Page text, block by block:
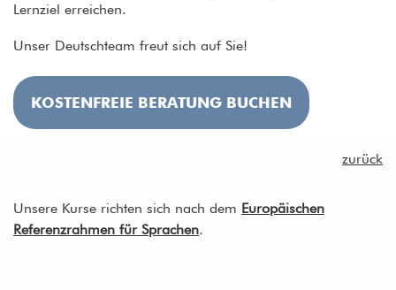
Lernziel erreichen.
Unser Deutschteam freut sich auf Sie!
KOSTENFREIE BERATUNG BUCHEN
zurück
Unsere Kurse richten sich nach dem Europäischen
Referenzrahmen für Sprachen.